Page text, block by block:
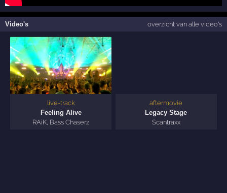
Video's overzicht van alle video's
live-track
Feeling Alive
RAiK Bass Chaserz
aftermovie
Legacy Stage
Scantraxx